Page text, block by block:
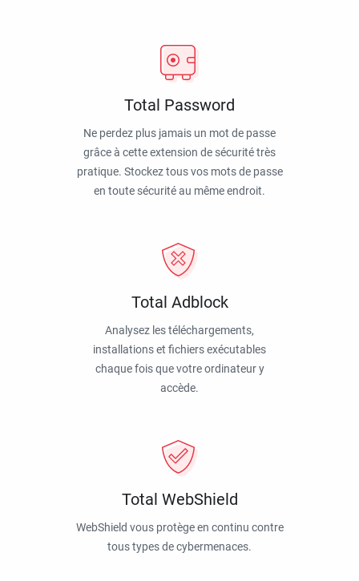
Total Password
Ne perdez plus jamais un mot de passe
grâce à cette extension de sécurité très
pratique. Stockez tous vos mots de passe
en toute sécurité au même endroit.
Total Adblock
Analysez les téléchargements,
installations et fichiers exécutables
chaque fois que votre ordinateur y
accède.
Total WebShield
WebShield vous protège en continu contre
tous types de cybermenaces.